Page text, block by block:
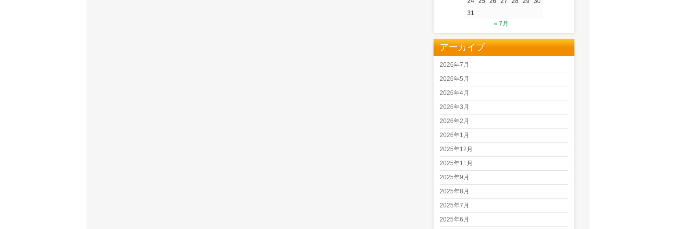
31
« 7月
アーカイブ
2026年7月
2026年5月
2026年4月
2026年3月
2026年2月
2026年1月
2025年12月
2025年11月
2025年9月
2025年8月
2025年7月
2025年6月